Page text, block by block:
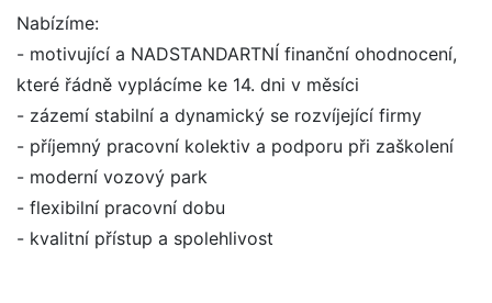
Nabízíme:
- motivující a NADSTANDARTNÍ finanční ohodnocení,
které řádně vyplácíme ke 14. dni v měsíci
- zázemí stabilní a dynamický se rozvíjející firmy
- příjemný pracovní kolektiv a podporu při zaškolení
- moderní vozový park
- flexibilní pracovní dobu
- kvalitní přístup a spolehlivost